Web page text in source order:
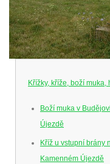
Křížky, kříže, boží muka,
Boží muka v
Újezdě
Kříž u vstupní brány
Kamenném Újezdě